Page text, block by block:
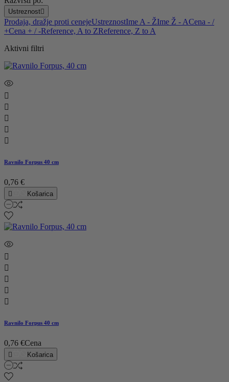
Ustreznost
Prodaja, dražje proti cenejeUstreznostIme A - ŽIme Ž - ACena - /
+Cena + / -Reference, A to ZReference, Z to A
Aktivni filtri





Ravnilo Forpus 40 cm
0,76 €
 Košarica





Ravnilo Forpus 40 cm
0,76 €Cena
 Košarica